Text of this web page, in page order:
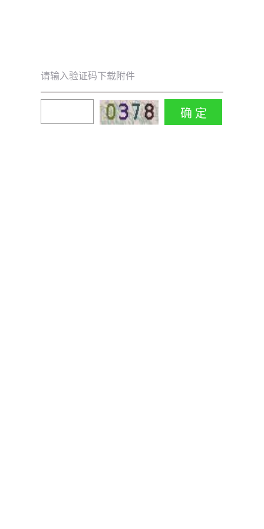
请输入验证码下载附件